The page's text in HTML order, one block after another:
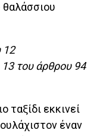
θαλάσσιου
12
του άρθρου 94
ταξίδι εκκινεί
έναν